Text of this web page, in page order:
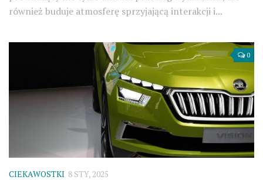
również buduje atmosferę sprzyjającą interakcji i...
0
CIEKAWOSTKI 8 STY, 2025